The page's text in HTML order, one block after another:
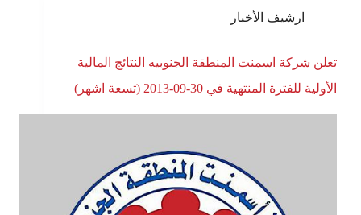
ارشيف الأخبار
تعلن شركة اسمنت المنطقة الجنوبيه النتائج المالية
الأولية للفترة المنتهية في 30-09-2013 (تسعة اشهر)